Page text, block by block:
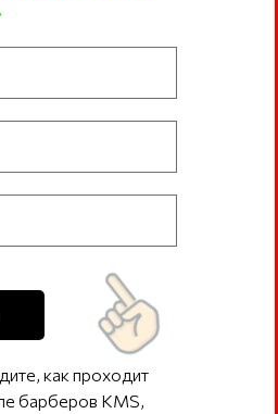
как проходит
барберов KMS,